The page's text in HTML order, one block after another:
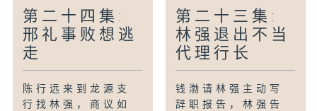
第二十四集:
邢礼事败想逃
走
陈行远来到龙源支
行找林强，商议如
第二十三集:
林强退出不当
代理行长
钱渤请林强主动写
辞职报告，林强告